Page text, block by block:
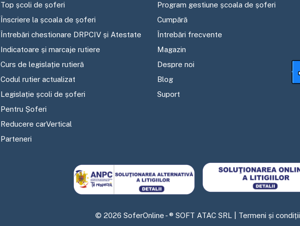
Top școli de șoferi
Înscriere la școala de șoferi
Întrebări chestionare DRPCIV și Atestate
Indicatoare și marcaje rutiere
Curs de legislație rutieră
Codul rutier actualizat
Legislație școli de șoferi
Pentru Șoferi
Reducere carVertical
Parteneri
Program gestiune școala de șoferi
Cumpără
Întrebări frecvente
Magazin
Despre noi
Blog
Suport
© 2026 SoferOnline - ® SOFT ATAC SRL | Termeni și condiții